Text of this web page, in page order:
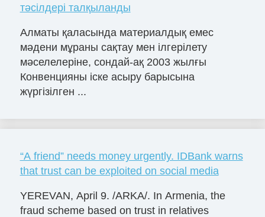
тәсілдері талқыланды
Алматы қаласында материалдық емес
мәдени мұраны сақтау мен ілгерілету
мәселелеріне, сондай-ақ 2003 жылғы
Конвенцияны іске асыру барысына
жүргізілген ...
“A friend” needs money urgently. IDBank warns
that trust can be exploited on social media
YEREVAN, April 9. /ARKA/. In Armenia, the
fraud scheme based on trust in relatives